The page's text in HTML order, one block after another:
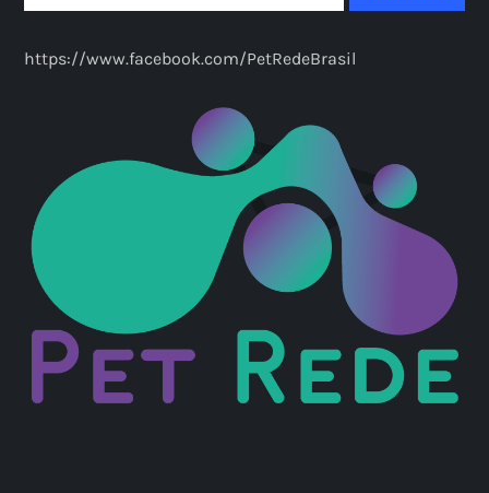
https://www.facebook.com/PetRedeBrasil